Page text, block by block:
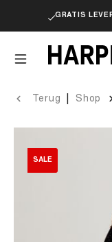
GRATIS
Terug Shop
SALE